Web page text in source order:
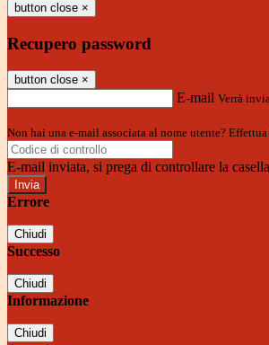
button close ×
Recupero password
button close ×
E-mail Verrà
Non hai una e-mail associata al nome utente?
E-mail inviata, si prega di controllare la
Errore
Chiudi
Successo
Chiudi
Informazione
Chiudi